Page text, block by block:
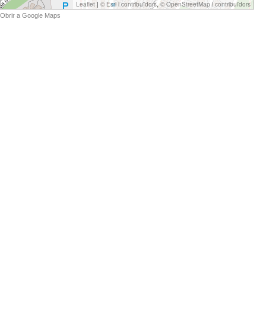
Leaflet | © Esri i contribuïdors,© OpenStreetMap i contribuïdors
Obrir a Google Maps